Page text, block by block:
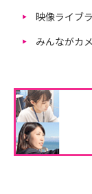
映像ライブ
みんながカ